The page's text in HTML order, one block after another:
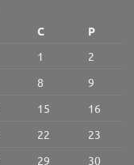
C
P
1
2
8
9
15
16
22
23
29 30